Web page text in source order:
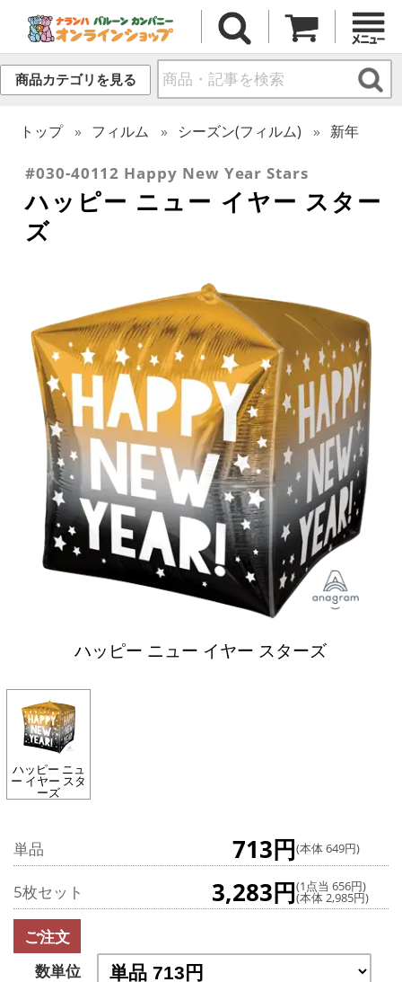
商品カテゴリを見る
トップ フィルム シーズン(フィルム) 新年
#030-40112 Happy New Year Stars
ハッピー ニュー イヤー スター
ズ
ハッピー ニュー イヤー スターズ
ハッピー ニュ
ー イヤー スタ
ーズ
単品 713円(本体 649円)
5枚セット 3,283円(1点当 656円)
(本体 2,985円)
ご注文
数単位